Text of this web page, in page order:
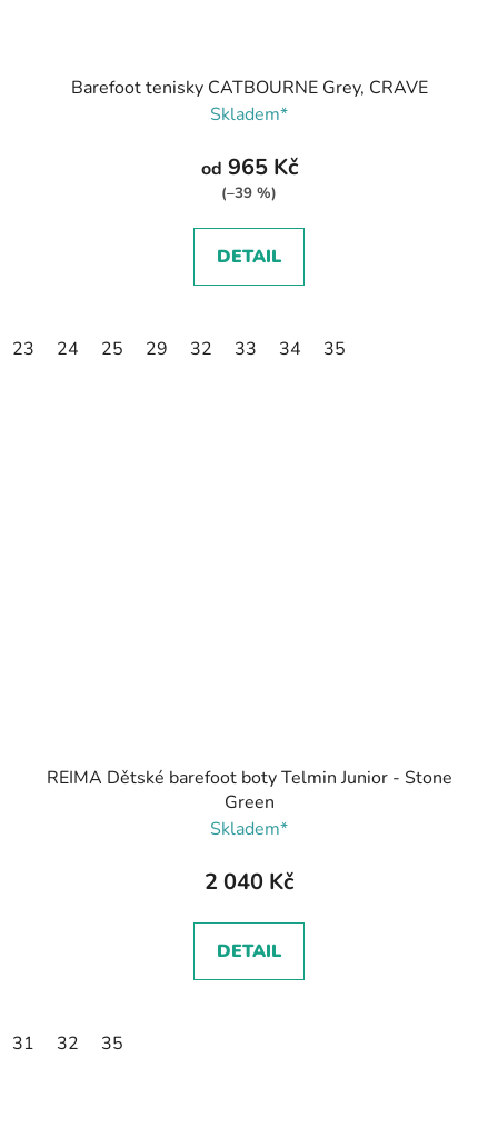
Barefoot tenisky CATBOURNE Grey, CRAVE
Skladem*
od 965 Kč
(–39 %)
DETAIL
23 24 25 29 32 33 34 35
REIMA Dětské barefoot boty Telmin Junior - Stone
Green
Skladem*
2 040 Kč
DETAIL
31 32 35